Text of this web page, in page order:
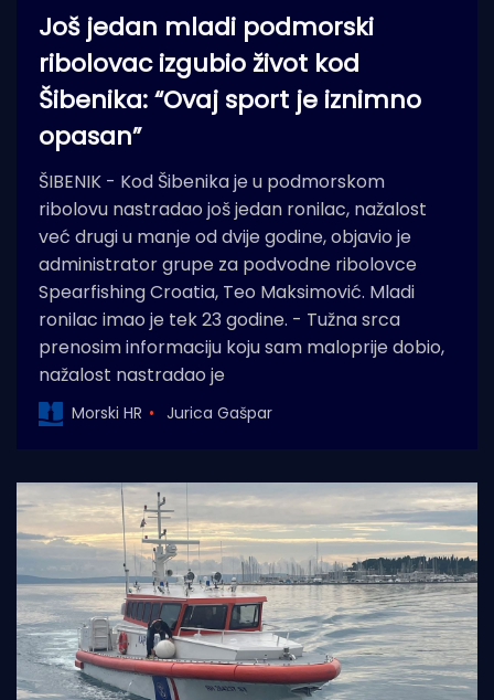
Još jedan mladi podmorski
ribolovac izgubio život kod
Šibenika: “Ovaj sport je iznimno
opasan”
ŠIBENIK - Kod Šibenika je u podmorskom
ribolovu nastradao još jedan ronilac, nažalost
već drugi u manje od dvije godine, objavio je
administrator grupe za podvodne ribolovce
Spearfishing Croatia, Teo Maksimović. Mladi
ronilac imao je tek 23 godine. - Tužna srca
prenosim informaciju koju sam maloprije dobio,
nažalost nastradao je
Morski HR Jurica Gašpar